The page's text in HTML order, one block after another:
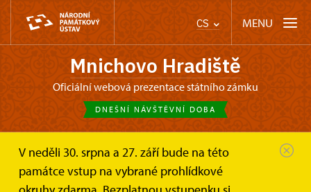
CS MENU
Mnichovo Hradiště
oficiální webová prezentace státního zámku
DNEŠNÍ NÁVŠTĚVNÍ DOBA
V neděli 30. srpna a 27. září bude na této
památce vstup na vybrané prohlídkové